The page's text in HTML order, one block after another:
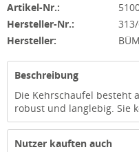
Artikel-Nr.:
Hersteller-Nr.:
Hersteller:
Beschreibung
Die Kehrschaufel besteht
robust und langlebig. Sie
Nutzer kauften auch